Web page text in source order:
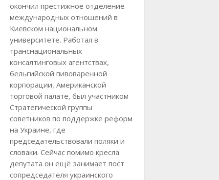
окончил престижное отделение
международных отношений в
Киевском национальном
университете. Работал в
транснациональных
консалтинговых агентствах,
бельгийской пивоваренной
корпорации, Американской
торговой палате, был участником
Стратегической группы
советников по поддержке реформ
на Украине, где
председательствовали поляки и
словаки. Сейчас помимо кресла
депутата он ещё занимает пост
сопредседателя украинского